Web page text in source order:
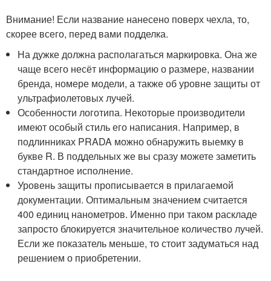
Внимание! Если название нанесено поверх чехла, то,
скорее всего, перед вами подделка.
На дужке должна располагаться маркировка. Она же
чаще всего несёт информацию о размере, названии
бренда, номере модели, а также об уровне защиты от
ультрафиолетовых лучей.
Особенности логотипа. Некоторые производители
имеют особый стиль его написания. Например, в
подлинниках PRADA можно обнаружить выемку в
букве R. В поддельных же вы сразу можете заметить
стандартное исполнение.
Уровень защиты прописывается в прилагаемой
документации. Оптимальным значением считается
400 единиц нанометров. Именно при таком раскладе
запросто блокируется значительное количество лучей.
Если же показатель меньше, то стоит задуматься над
решением о приобретении.